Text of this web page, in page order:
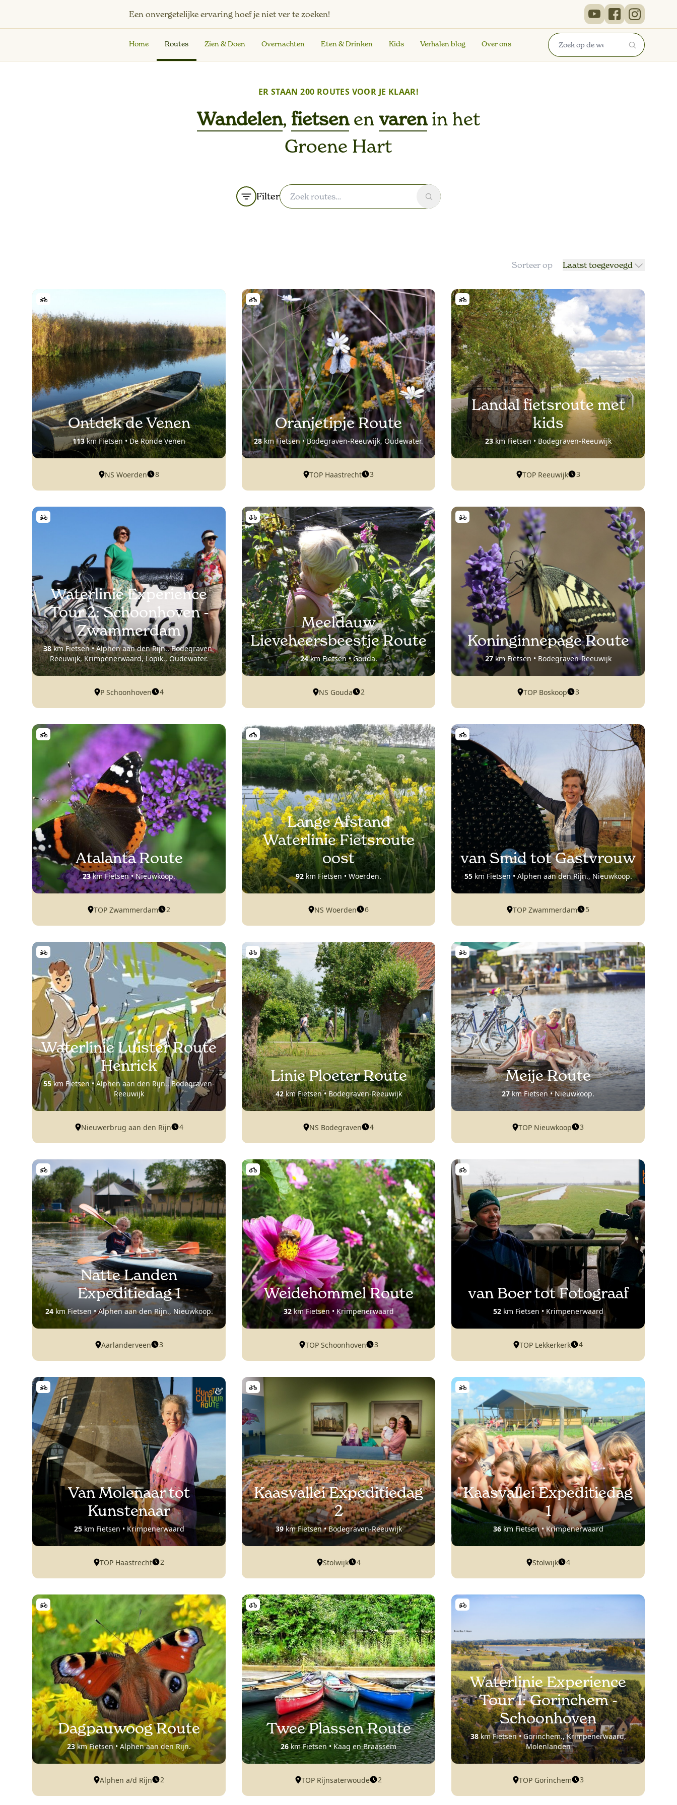
Een onvergetelijke ervaring hoef je niet ver te zoeken!
Home Routes Zien & Doen Overnachten Eten & Drinken Kids Verhalen blog Over ons
ER STAAN200 ROUTES VOOR JE KLAAR!
Wandelen, fietsenen varenin het
Groene Hart
Filter Zoeken
Sorteer op Laatst toegevoegd
Ontdek de Venen
113km Fietsen • De Ronde Venen
NS Woerden 8
Oranjetipje Route
28km Fietsen • Bodegraven-Reeuwijk, Oudewater.
TOP Haastrecht 3
Landal fietsroute met
kids
23km Fietsen • Bodegraven-Reeuwijk
TOP Reeuwijk 3
Waterlinie Experience
Tour 2: Schoonhoven -
Zwammerdam
38km Fietsen • Alphen aan den Rijn., Bodegraven-
Reeuwijk, Krimpenerwaard, Lopik., Oudewater.
P Schoonhoven 4
Meeldauw
Lieveheersbeestje Route
24km Fietsen • Gouda.
NS Gouda 2
Koninginnepage Route
27km Fietsen • Bodegraven-Reeuwijk
TOP Boskoop 3
Atalanta Route
23km Fietsen • Nieuwkoop.
TOP Zwammerdam 2
Lange Afstand
Waterlinie Fietsroute
oost
92 km Fietsen • Woerden.
NS Woerden 6
van Smid tot Gastvrouw
55km Fietsen • Alphen aan den Rijn., Nieuwkoop.
TOP Zwammerdam 5
Waterlinie Luister Route
Henrick
55km Fietsen • Alphen aan den Rijn., Bodegraven-
Reeuwijk
Nieuwerbrug aan den Rijn 4
Linie Ploeter Route
42km Fietsen • Bodegraven-Reeuwijk
NS Bodegraven 4
Meije Route
27km Fietsen • Nieuwkoop.
TOP Nieuwkoop 3
Natte Landen
Expeditiedag 1
24km Fietsen • Alphen aan den Rijn., Nieuwkoop.
Aarlanderveen 3
Weidehommel Route
32km Fietsen • Krimpenerwaard
TOP Schoonhoven 3
van Boer tot Fotograaf
52km Fietsen • Krimpenerwaard
TOP Lekkerkerk 4
Van Molenaar tot
Kunstenaar
25km Fietsen • Krimpenerwaard
TOP Haastrecht 2
Kaasvallei Expeditiedag
2
39km Fietsen • Bodegraven-Reeuwijk
Stolwijk 4
Kaasvallei Expeditiedag
1
36km Fietsen • Krimpenerwaard
Stolwijk 4
Dagpauwoog Route
23km Fietsen • Alphen aan den Rijn.
Alphen a/d Rijn 2
Twee Plassen Route
26km Fietsen • Kaag en Braassem
TOP Rijnsaterwoude 2
Waterlinie Experience
Tour 1: Gorinchem -
Schoonhoven
38km Fietsen • Gorinchem., Krimpenerwaard,
Molenlanden
TOP Gorinchem 3